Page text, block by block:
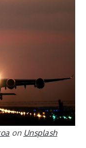
on Unsplash